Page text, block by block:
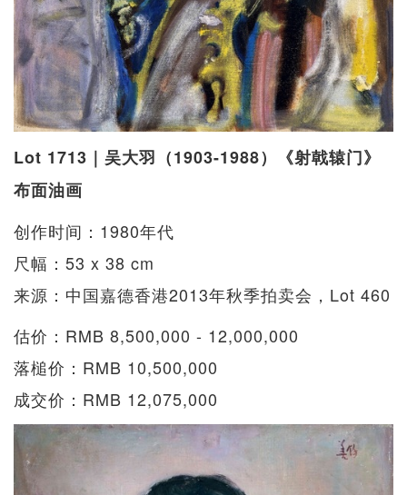
Lot 1713｜吴大羽（1903-1988）《射戟辕门》
布面油画
创作时间：1980年代
尺幅：53 x 38 cm
来源：中国嘉德香港2013年秋季拍卖会，Lot 460
估价：RMB 8,500,000 - 12,000,000
落槌价：RMB 10,500,000
成交价：RMB 12,075,000